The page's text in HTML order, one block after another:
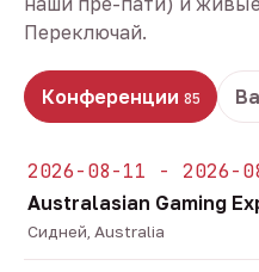
Переключай.
Конференции 85
2026-08-11 - 2026-
Australasian Gaming
Сидней, Australia